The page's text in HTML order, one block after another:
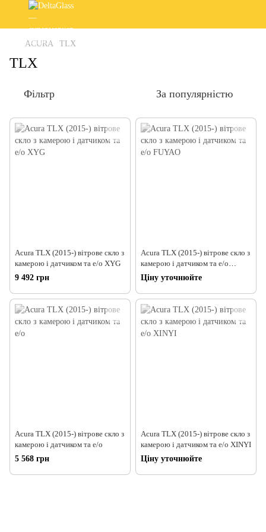
ACURA TLX
TLX
Фільтр За популярністю
Acura TLX (2015-) вітрове скло з
камерою і датчиком та е/о XYG
9 492 грн
Acura TLX (2015-) вітрове скло з
камерою і датчиком та е/о
FUYAO
Ціну уточнюйте
Acura TLX (2015-) вітрове скло з
камерою і датчиком та е/о
5 568 грн
Acura TLX (2015-) вітрове скло з
камерою і датчиком та е/о XINYI
Ціну уточнюйте